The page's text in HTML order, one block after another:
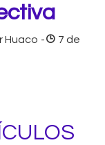
Huaco -
7 de